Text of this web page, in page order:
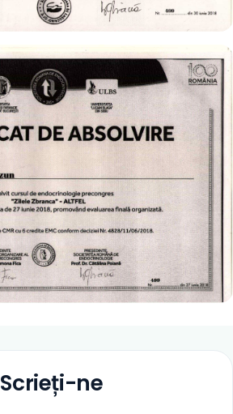
Scrieți-ne